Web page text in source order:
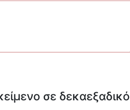
σε δεκαεξαδικό